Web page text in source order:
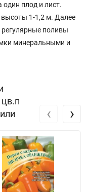
плод и лист.
1-1,2 м. Далее
поливы
минеральными и
‹ ›